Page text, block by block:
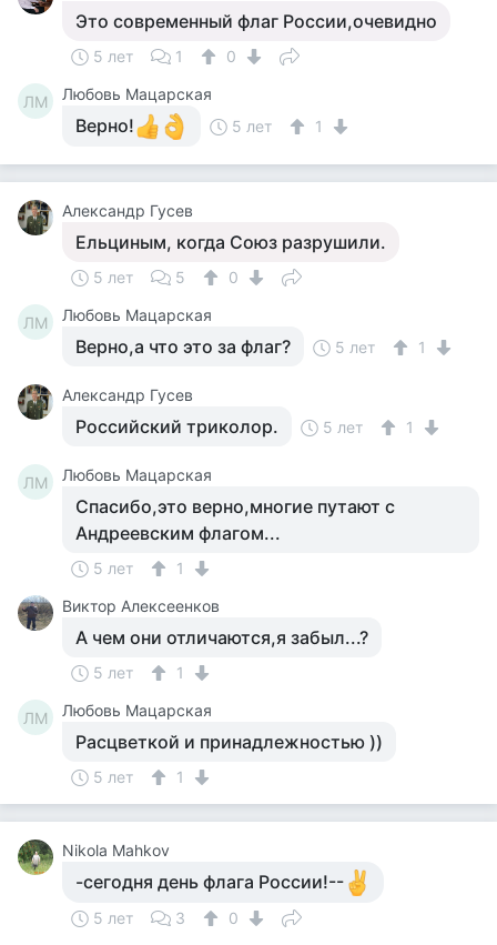
Это современный флаг России,очевидно
5 лет 1 0
ЛМ Любовь Мацарская
Верно! 5 лет 1
Александр Гусев
Ельциным, когда Союз разрушили.
5 лет 5 0
ЛМ Любовь Мацарская
Верно,а что это за флаг? 5 лет 1
Александр Гусев
Российский триколор. 5 лет 1
ЛМ Любовь Мацарская
Спасибо,это верно,многие путают с
Андреевским флагом...
5 лет
1
Виктор Алексеенков
А чем они отличаются,я забыл...?
5 лет 1
ЛМ Любовь Мацарская
Расцветкой и принадлежностью ))
5 лет 1
Nikola Mahkov
-сегодня день флага России!--
5 лет 3 0